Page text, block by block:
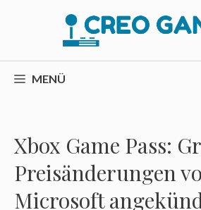
MENÜ
Xbox Game Pass:
Preisänderungen
Microsoft